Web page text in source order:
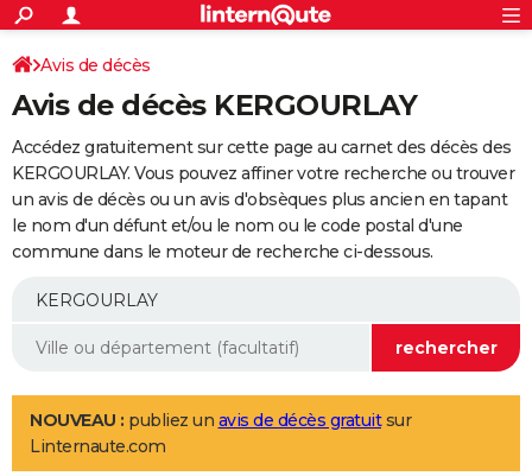
ACTUALITÉS
Politique
Société
Faits Divers
Education
Monde
Villes
+
SPORT
Coupe du monde 2026
Football
Tennis
Cyclisme
Rugby
Forum
Programme TV
TNT
Streaming
Cinéma
Sorties cinéma
Musique
+
FINANCE
Impôts
Immobilier
Risques naturels par ville
Banque
Assurance
Crédit
AUTO
Essais
Réserver un essai
Citadines
Berlines
SUV
Forum auto
+
Mobiles
Meilleur smartphone
Internet
Ordinateurs
Jeux vidéo
Guide high-tech
Aménagement intérieur
LIFESTYLE
Art de vivre
Bien-être
Loisirs
Mode
Modes de vie
Avis de décès
Avis de décès KERGOURLAY
Accédez gratuitement sur cette page au carnet des décès des
KERGOURLAY. Vous pouvez affiner votre recherche ou trouver
un avis de décès ou un avis d'obsèques plus ancien en tapant
le nom d'un défunt et/ou le nom ou le code postal d'une
commune dans le moteur de recherche ci-dessous.
NOUVEAU : publiez un avis de décès gratuitsur
Linternaute.com